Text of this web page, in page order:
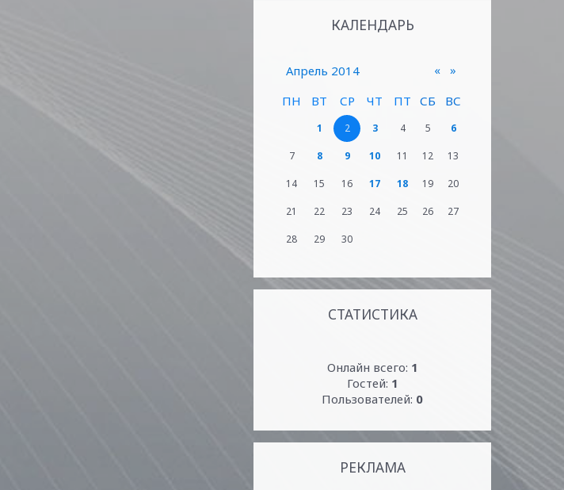
КАЛЕНДАРЬ
«
Апрель 2014
»
ПН
ВТ СР ЧТ ПТ СБ ВС
1 2 3 4 5 6
7 8 9 10 11 12 13
14 15 16 17 18 19 20
21 22 23 24 25 26 27
28 29 30
СТАТИСТИКА
Онлайн всего: 1
Гостей: 1
Пользователей: 0
РЕКЛАМА